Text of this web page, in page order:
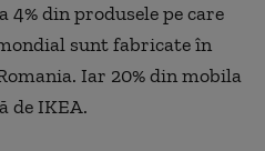
4% din produsele pe care
sunt fabricate în
Iar 20% din mobila
de IKEA.